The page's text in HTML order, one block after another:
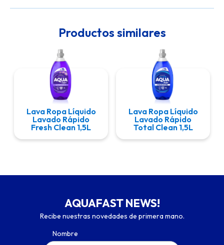
Productos similares
Lava Ropa Líquido
Lavado Rápido
Fresh Clean 1,5L
Lava Ropa Líquido
Lavado Rápido
Total Clean 1,5L
AQUAFAST NEWS!
Recibe nuestras novedades de primera mano.
Nombre